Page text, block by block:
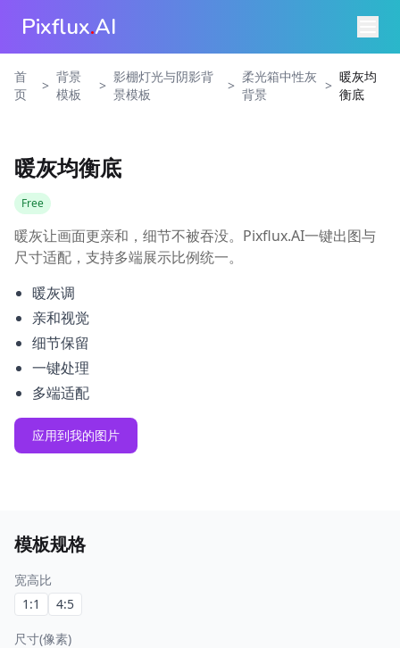
Pixflux.AI
首
页
>
背景
模板
>
影棚灯光与阴影背
景模板
>
柔光箱中性灰
背景
>
暖灰均
衡底
暖灰均衡底
Free
暖灰让画面更亲和，细节不被吞没。Pixflux.AI一键出图与
尺寸适配，支持多端展示比例统一。
暖灰调
亲和视觉
细节保留
一键处理
多端适配
应用到我的图片
模板规格
宽高比
1:1
4:5
尺寸(像素)